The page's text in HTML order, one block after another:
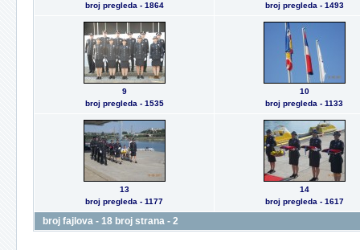
broj pregleda - 1864
broj pregleda - 1493
9
broj pregleda - 1535
10
broj pregleda - 1133
13
broj pregleda - 1177
14
broj pregleda - 1617
broj fajlova - 18 broj strana - 2